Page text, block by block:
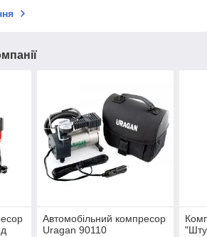
Автомобільний компресор
Uragan 90110